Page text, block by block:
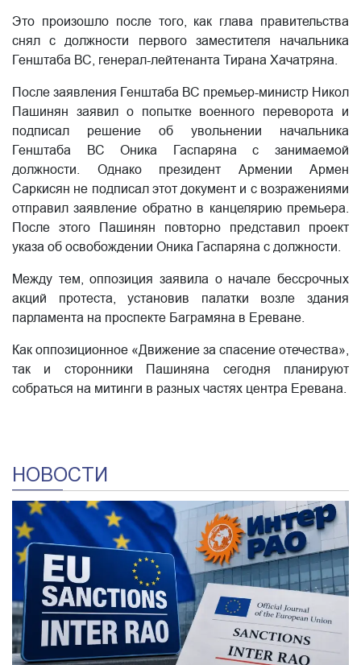
Это произошло после того, как глава правительства
снял с должности первого заместителя начальника
Генштаба ВС, генерал-лейтенанта Тирана Хачатряна.
После заявления Генштаба ВС премьер-министр Никол
Пашинян заявил о попытке военного переворота и
подписал решение об увольнении начальника
Генштаба ВС Оника Гаспаряна с занимаемой
должности. Однако президент Армении Армен
Саркисян не подписал этот документ и с возражениями
отправил заявление обратно в канцелярию премьера.
После этого Пашинян повторно представил проект
указа об освобождении Оника Гаспаряна с должности.
Между тем, оппозиция заявила о начале бессрочных
акций протеста, установив палатки возле здания
парламента на проспекте Баграмяна в Ереване.
Как оппозиционное «Движение за спасение отечества»,
так и сторонники Пашиняна сегодня планируют
собраться на митинги в разных частях центра Еревана.
НОВОСТИ